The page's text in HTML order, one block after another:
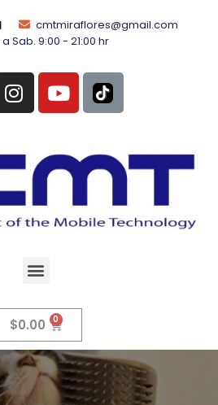
cmtmiraflores@gmail.com
a Sab. 9:00 - 21:00 hr
$0.00